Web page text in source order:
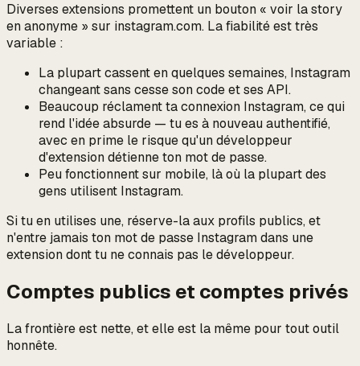
Diverses extensions promettent un bouton « voir la story
en anonyme » sur instagram.com. La fiabilité est très
variable :
La plupart cassent en quelques semaines, Instagram
changeant sans cesse son code et ses API.
Beaucoup réclament ta connexion Instagram, ce qui
rend l'idée absurde — tu es à nouveau authentifié,
avec en prime le risque qu'un développeur
d'extension détienne ton mot de passe.
Peu fonctionnent sur mobile, là où la plupart des
gens utilisent Instagram.
Si tu en utilises une, réserve-la aux profils publics, et
n'entre jamais ton mot de passe Instagram dans une
extension dont tu ne connais pas le développeur.
Comptes publics et comptes privés
La frontière est nette, et elle est la même pour tout outil
honnête.